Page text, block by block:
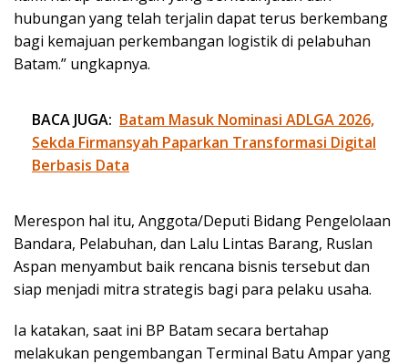
hubungan yang telah terjalin dapat terus berkembang
bagi kemajuan perkembangan logistik di pelabuhan
Batam.” ungkapnya.
BACA JUGA: Batam Masuk Nominasi ADLGA 2026,
Sekda Firmansyah Paparkan Transformasi Digital
Berbasis Data
Merespon hal itu, Anggota/Deputi Bidang Pengelolaan
Bandara, Pelabuhan, dan Lalu Lintas Barang, Ruslan
Aspan menyambut baik rencana bisnis tersebut dan
siap menjadi mitra strategis bagi para pelaku usaha.
Ia katakan, saat ini BP Batam secara bertahap
melakukan pengembangan Terminal Batu Ampar yang